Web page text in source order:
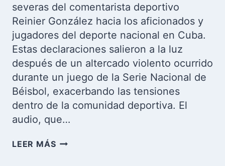
severas del comentarista deportivo
Reinier González hacia los aficionados y
jugadores del deporte nacional en Cuba.
Estas declaraciones salieron a la luz
después de un altercado violento ocurrido
durante un juego de la Serie Nacional de
Béisbol, exacerbando las tensiones
dentro de la comunidad deportiva. El
audio, que…
LEER MÁSCOMENTARIOS